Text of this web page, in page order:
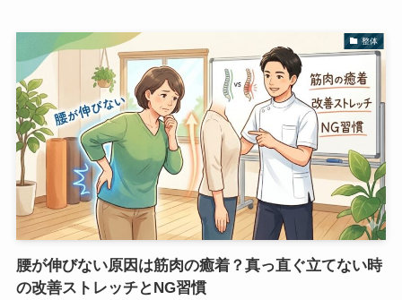
整体
腰が伸びない原因は筋肉の癒着？真っ直ぐ立てない時
の改善ストレッチとNG習慣